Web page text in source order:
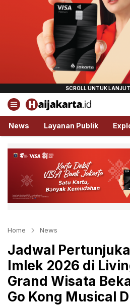
Haijakarta.id
Semua Tentang Jakarta Ada
News Layanan Publik
Home News
Jadwal
Imlek 2026 di
Grand Wisata
Go Kong Musical